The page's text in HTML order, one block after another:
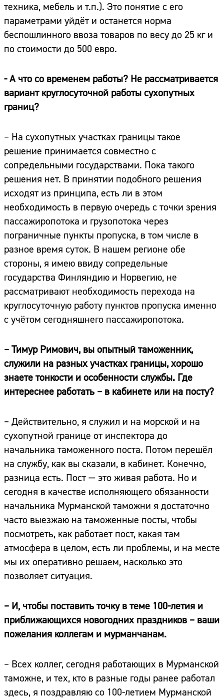
техника, мебель и т.п.). Это понятие с его
параметрами уйдёт и останется норма
беспошлинного ввоза товаров по весу до 25 кг и
по стоимости до 500 евро.
- А что со временем работы? Не рассматривается
вариант круглосуточной работы сухопутных
границ?
– На сухопутных участках границы такое
решение принимается совместно с
сопредельными государствами. Пока такого
решения нет. В принятии подобного решения
исходят из принципа, есть ли в этом
необходимость в первую очередь с точки зрения
пассажиропотока и грузопотока через
пограничные пункты пропуска, в том числе в
разное время суток. В нашем регионе обе
стороны, я имею ввиду сопредельные
государства Финляндию и Норвегию, не
рассматривают необходимость перехода на
круглосуточную работу пунктов пропуска именно
с учётом сегодняшнего пассажиропотока.
– Тимур Римович, вы опытный таможенник,
служили на разных участках границы, хорошо
знаете тонкости и особенности службы. Где
интереснее работать – в кабинете или на посту?
– Действительно, я служил и на морской и на
сухопутной границе от инспектора до
начальника таможенного поста. Потом перешёл
на службу, как вы сказали, в кабинет. Конечно,
разница есть. Пост — это живая работа. Но и
сегодня в качестве исполняющего обязанности
начальника Мурманской таможни я достаточно
часто выезжаю на таможенные посты, чтобы
посмотреть, как работает пост, какая там
атмосфера в целом, есть ли проблемы, и на месте
мы их оперативно решаем, насколько это
позволяет ситуация.
– И, чтобы поставить точку в теме 100-летия и
приближающихся новогодних праздников – ваши
пожелания коллегам и мурманчанам.
– Всех коллег, сегодня работающих в Мурманской
таможне, и тех, кто в разные годы ранее работал
здесь, я поздравляю со 100-летием Мурманской